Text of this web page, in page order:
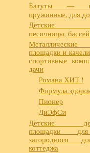
Батуты —
пружинные, для
Детские
песочницы,
Металлические
площадки и
спортивные
дачи
Романа ХИТ !
Формула
Пионер
ДиЭфСи
Детские
площадки
загородного
коттеджа